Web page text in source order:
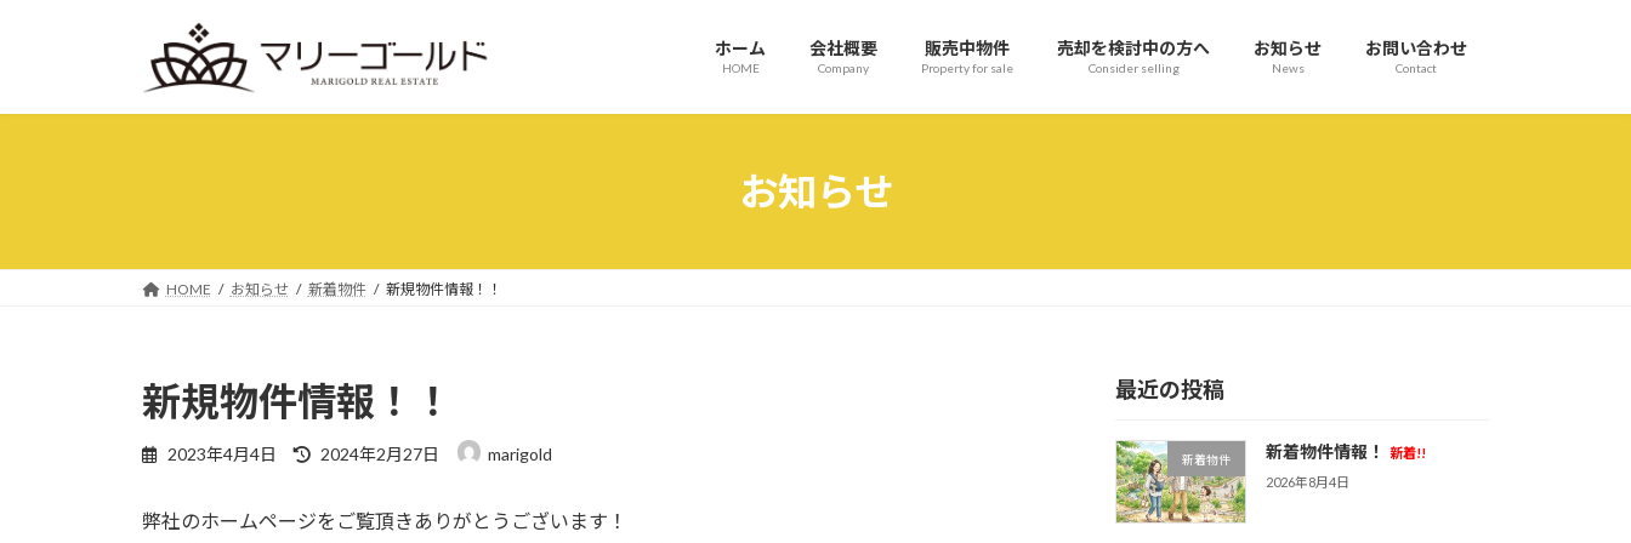
プ
動
ホーム
HOME
会社概要
Company
販売中物件
Property for sale
売却を検討中の方へ
Consider selling
お知らせ
News
お問い合わせ
Contact
お知らせ
HOME お知らせ 新着物件 新規物件情報！！
新規物件情報！！
2023年4月4日
最
新
2024年2月27日 marigold
弊社のホームページをご覧頂きありがとうございます！
最近の投稿
新着物件 新着物件情報！
新着!!
2026年8月4日